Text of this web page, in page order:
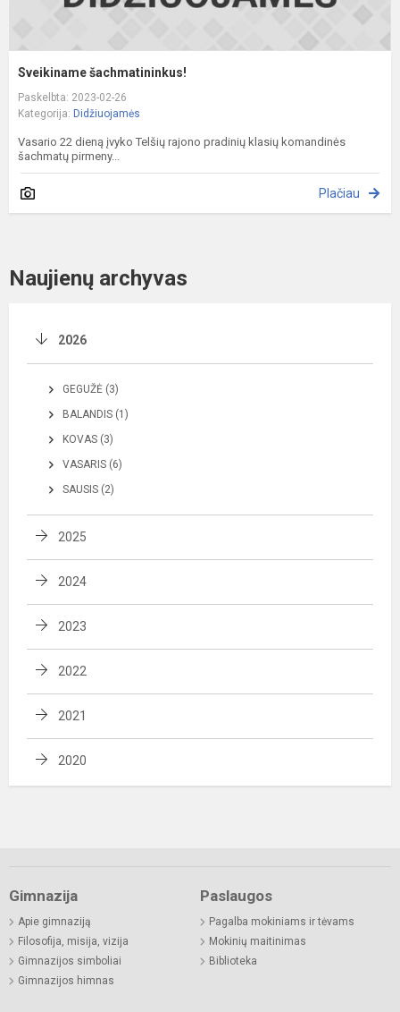
Sveikiname šachmatininkus!
Paskelbta: 2023-02-26
Kategorija: Didžiuojamės
Vasario 22 dieną įvyko Telšių rajono pradinių klasių komandinės
šachmatų pirmeny...
Plačiau
Naujienų archyvas
2026
GEGUŽĖ (3)
BALANDIS (1)
KOVAS (3)
VASARIS (6)
SAUSIS (2)
2025
2024
2023
2022
2021
2020
Gimnazija
Apie gimnaziją
Filosofija, misija, vizija
Gimnazijos simboliai
Gimnazijos himnas
Paslaugos
Pagalba mokiniams ir tėvams
Mokinių maitinimas
Biblioteka